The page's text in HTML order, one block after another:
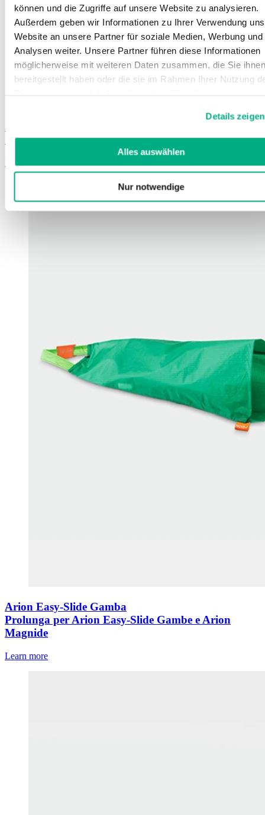
können und die Zugriffe auf unsere Website zu analysieren.
Außerdem geben wir Informationen zu Ihrer Verwendung
Website an unsere Partner für soziale Medien, Werbung und
Analysen weiter. Unsere Partner führen diese Informationen
möglicherweise mit weiteren Daten zusammen, die Sie ihnen
bereitgestellt haben oder die sie im Rahmen Ihrer Nutzung
unsererDatenschutzerklärungundImpressum.
Details zeigen
Alles auswählen
Nur notwendige
Guanto in tessuto con rivestimento aderente
Learn more
Arion Easy-Slide Gamba
Prolunga per Arion Easy-Slide Gambe e Arion
Magnide
Learn more